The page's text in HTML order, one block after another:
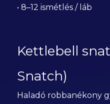
• 8–12 ismétlés / láb
Kettlebell
Snatch)
Haladó robbanékony